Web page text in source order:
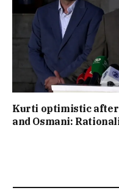
Kurti optimistic
and Osmani: